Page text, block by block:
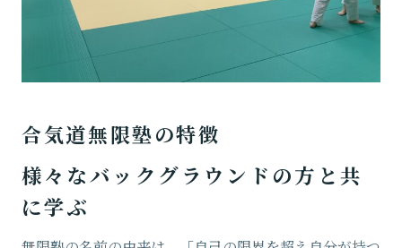
合気道無限塾の特徴
様々なバックグラウンドの方と共
に学ぶ